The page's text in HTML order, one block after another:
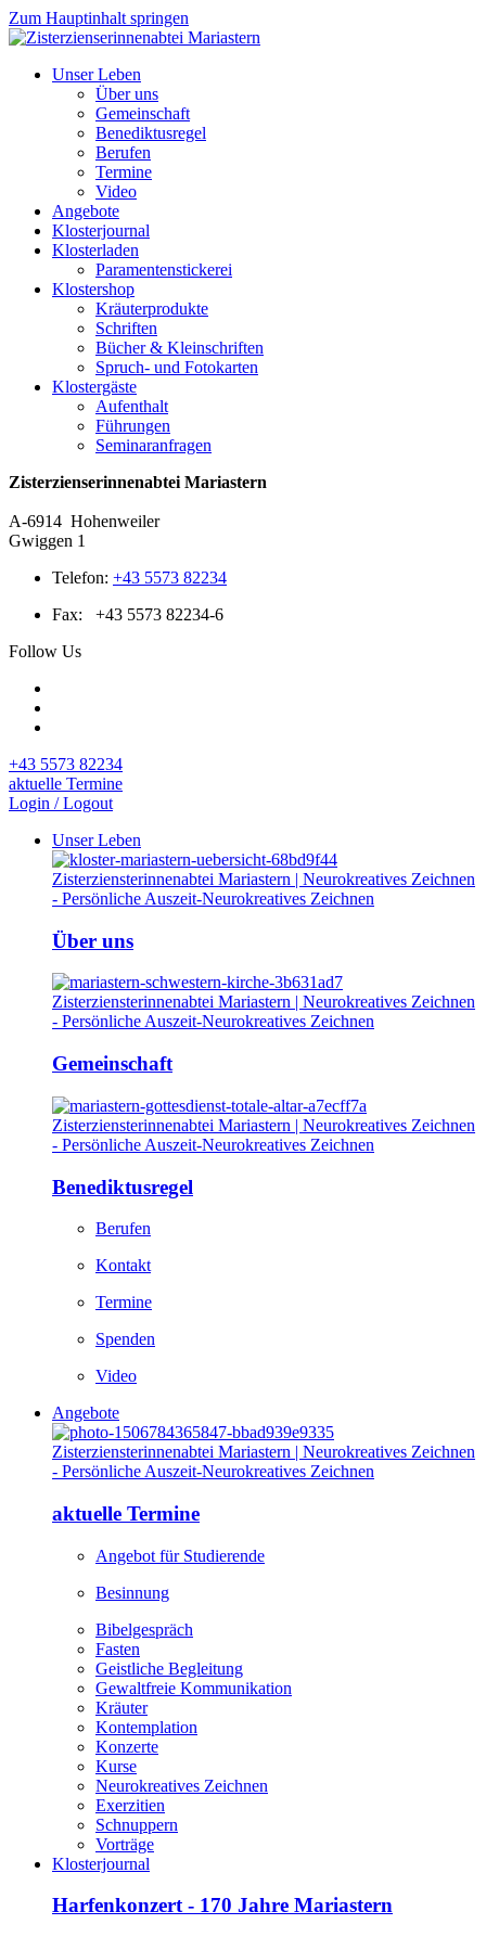
Zum Hauptinhalt springen
Unser Leben
Über uns
Gemeinschaft
Benediktusregel
Berufen
Termine
Video
Angebote
Klosterjournal
Klosterladen
Paramentenstickerei
Klostershop
Kräuterprodukte
Schriften
Bücher & Kleinschriften
Spruch- und Fotokarten
Klostergäste
Aufenthalt
Führungen
Seminaranfragen
Zisterzienserinnenabtei Mariastern
A-6914 Hohenweiler
Gwiggen 1
Telefon: +43 5573 82234
Fax:
+43 5573 82234-6
Follow Us
+43 5573 82234
aktuelle Termine
Login / Logout
Unser Leben
Über uns
Gemeinschaft
Benediktusregel
Berufen
Kontakt
Termine
Spenden
Video
Angebote
aktuelle Termine
Angebot für Studierende
Besinnung
Bibelgespräch
Fasten
Geistliche Begleitung
Gewaltfreie Kommunikation
Kräuter
Kontemplation
Konzerte
Kurse
Neurokreatives Zeichnen
Exerzitien
Schnuppern
Vorträge
Klosterjournal
Harfenkonzert - 170 Jahre Mariastern